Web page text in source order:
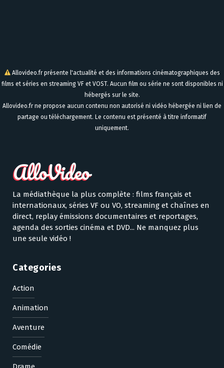
Allovideo.fr présente l'actualité et des informations cinématographiques des
films et séries en streaming VF et VOST. Aucun film ou série ne sont disponibles ni
hébergés sur le site.
Allovideo.fr ne propose aucun contenu non autorisé ni vidéo hébergée ni lien de
partage ou téléchargement. Le contenu est présenté à titre informatif
uniquement.
La médiathèque la plus complète : films français et
internationaux, séries VF ou VO, streaming et chaînes en
direct, replay émissions documentaires et reportages,
agenda des sorties cinéma et DVD... Ne manquez plus
une seule vidéo !
Categories
Action
Animation
Aventure
Comédie